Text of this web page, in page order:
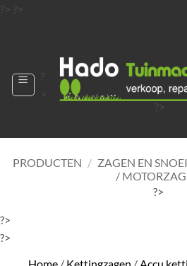
?> ?>
?>
?
PRODUCTEN / ZAGEN EN
/
?>
?>
?>